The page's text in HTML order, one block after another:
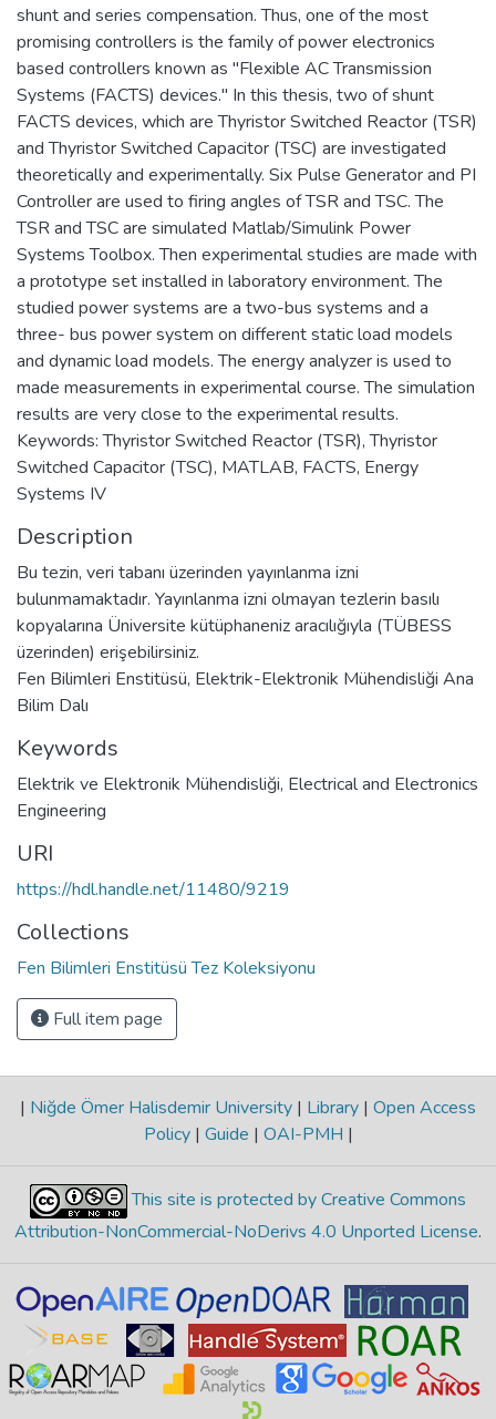
shunt and series compensation. Thus, one of the most
promising controllers is the family of power electronics
based controllers known as "Flexible AC Transmission
Systems (FACTS) devices." In this thesis, two of shunt
FACTS devices, which are Thyristor Switched Reactor (TSR)
and Thyristor Switched Capacitor (TSC) are investigated
theoretically and experimentally. Six Pulse Generator and PI
Controller are used to firing angles of TSR and TSC. The
TSR and TSC are simulated Matlab/Simulink Power
Systems Toolbox. Then experimental studies are made with
a prototype set installed in laboratory environment. The
studied power systems are a two-bus systems and a
three- bus power system on different static load models
and dynamic load models. The energy analyzer is used to
made measurements in experimental course. The simulation
results are very close to the experimental results.
Keywords: Thyristor Switched Reactor (TSR), Thyristor
Switched Capacitor (TSC), MATLAB, FACTS, Energy
Systems IV
Description
Bu tezin, veri tabanı üzerinden yayınlanma izni
bulunmamaktadır. Yayınlanma izni olmayan tezlerin basılı
kopyalarına Üniversite kütüphaneniz aracılığıyla (TÜBESS
üzerinden) erişebilirsiniz.
Fen Bilimleri Enstitüsü, Elektrik-Elektronik Mühendisliği Ana
Bilim Dalı
Keywords
Elektrik ve Elektronik Mühendisliği, Electrical and Electronics
Engineering
URI
https://hdl.handle.net/11480/9219
Collections
Fen Bilimleri Enstitüsü Tez Koleksiyonu
Full item page
| Niğde Ömer Halisdemir University | Library | Open Access
Policy | Guide | OAI-PMH |
This site is protected by Creative Commons
Attribution-NonCommercial-NoDerivs 4.0 Unported License.